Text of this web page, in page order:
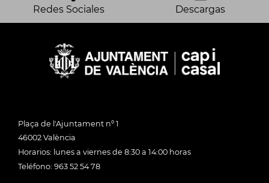
Redes Sociales Descargas
Plaça de l'Ajuntament nº 1
46002 València
Horarios: lunes a viernes de 8:30 a 14:00 horas
Teléfono: 963 52 54 78